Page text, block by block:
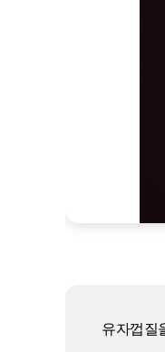
유자껍질